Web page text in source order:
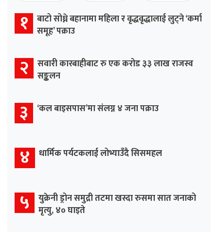
१ बाटो सोध्ने बहानामा महिला र वृद्धवृद्धालाई लुट्ने ‘कर्मा
समूह’ पक्राउ
२ सवारी कारबाहीबाट रु एक करोड ३३ लाख राजस्व
सङ्कलन
३ ‘कल बाइसपास’मा संलग्न ४ जना पक्राउ
४ धार्मिक पर्यटकलाई लोभ्याउँदै सिसमहल
५ युक्रेनी ड्रोन समुद्री तटमा खस्दा रुसमा सात जनाको
मृत्यु, ४० घाइते